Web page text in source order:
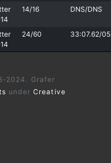
14/16 DNS/DNS
24/60 33:07.62/
2024. Grafer
under Creative